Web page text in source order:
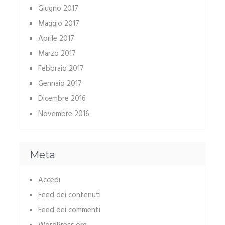
Giugno 2017
Maggio 2017
Aprile 2017
Marzo 2017
Febbraio 2017
Gennaio 2017
Dicembre 2016
Novembre 2016
Meta
Accedi
Feed dei contenuti
Feed dei commenti